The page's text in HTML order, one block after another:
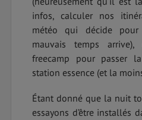
infos, calculer nos
météo qui décide
mauvais temps
freecamp pour passer
station essence (et la
Étant donné que la nuit
essayons d’être installés